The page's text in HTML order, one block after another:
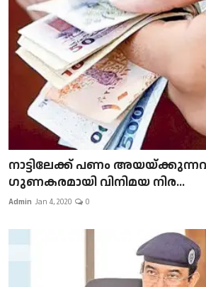
നാട്ടിലേക്ക് പണം
ഗുണകരമായി വിനിമയ നിര...
Admin Jan 4, 2020 0